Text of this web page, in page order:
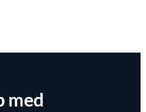
med